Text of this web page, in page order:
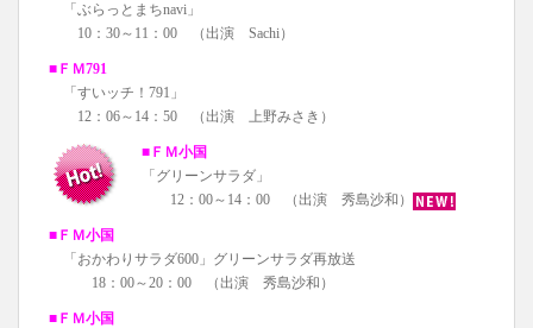
「ぶらっとまちnavi」
10：30～11：00 （出演 Sachi）
■ＦＭ791
「すいッチ！791」
12：06～14：50 （出演 上野みさき）
■ＦＭ小国
「グリーンサラダ」
12：00～14：00 （出演 秀島沙和）
■ＦＭ小国
「おかわりサラダ600」グリーンサラダ再放送
18：00～20：00 （出演 秀島沙和）
■ＦＭ小国